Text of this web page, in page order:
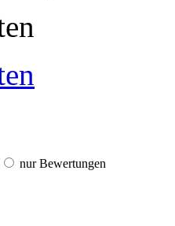
nur Bewertungen